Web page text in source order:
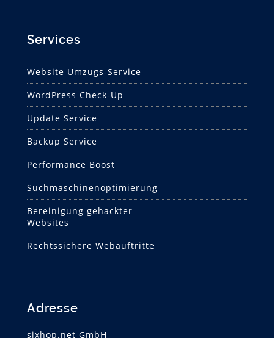
Services
Website Umzugs-Service
WordPress Check-Up
Update Service
Backup Service
Performance Boost
Suchmaschinen­optimierung
Bereinigung gehackter
Websites
Rechtssichere Webauftritte
Adresse
sixhop.net GmbH